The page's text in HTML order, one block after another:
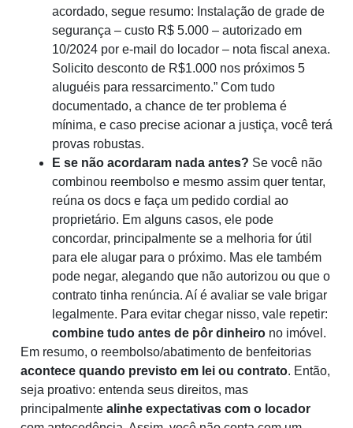
acordado, segue resumo: Instalação de grade de
segurança – custo R$ 5.000 – autorizado em
10/2024 por e-mail do locador – nota fiscal anexa.
Solicito desconto de R$1.000 nos próximos 5
aluguéis para ressarcimento.” Com tudo
documentado, a chance de ter problema é
mínima, e caso precise acionar a justiça, você terá
provas robustas.
E se não acordaram nada antes? Se você não
combinou reembolso e mesmo assim quer tentar,
reúna os docs e faça um pedido cordial ao
proprietário. Em alguns casos, ele pode
concordar, principalmente se a melhoria for útil
para ele alugar para o próximo. Mas ele também
pode negar, alegando que não autorizou ou que o
contrato tinha renúncia. Aí é avaliar se vale brigar
legalmente. Para evitar chegar nisso, vale repetir:
combine tudo antes de pôr dinheiro no imóvel.
Em resumo, o reembolso/abatimento de benfeitorias
acontece quando previsto em lei ou contrato. Então,
seja proativo: entenda seus direitos, mas
principalmente alinhe expectativas com o locador